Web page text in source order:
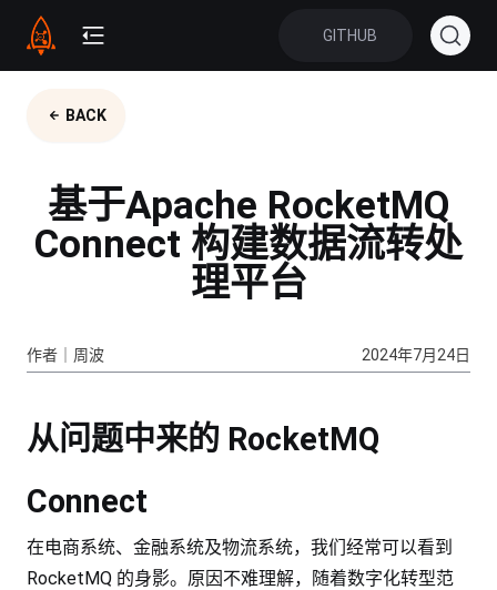
GITHUB
BACK
基于Apache RocketMQ
Connect 构建数据流转处
理平台
作者｜周波 2024年7月24日
从问题中来的 RocketMQ
Connect
在电商系统、金融系统及物流系统，我们经常可以看到
RocketMQ 的身影。原因不难理解，随着数字化转型范